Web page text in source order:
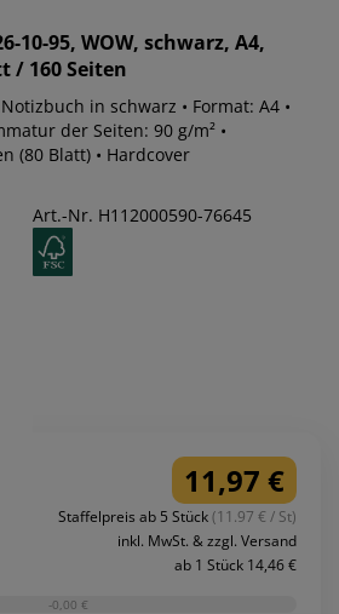
10-95, WOW, schwarz, A4,
/ 160 Seiten
in schwarz • Format: A4 •
der Seiten: 90 g/m² •
Seitenanzahl: 160 Seiten (80 Blatt) • Hardcover
Art.-Nr. H112000590-76645
11,97 €
Staffelpreis ab 5 Stück(11.97 € / St)
inkl. MwSt. & zzgl. Versand
ab 1 Stück 14,46 €
-0,00 €